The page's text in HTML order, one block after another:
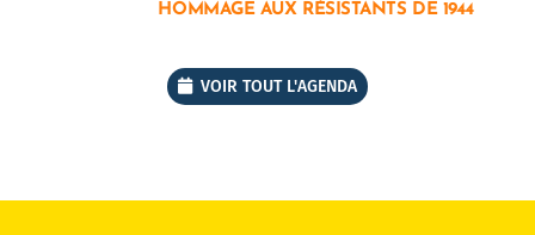
HOMMAGE AUX RÉSISTANTS DE 1944
VOIR TOUT L'AGENDA